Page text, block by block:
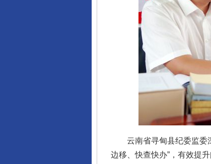
云南省寻甸县纪委监委深
边移、快查快办”，有效提